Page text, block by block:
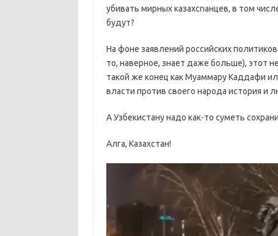
убивать мирных казахсnанцев, в том
будут?
На фоне заявлений российских
то, наверное, знает даже больше), этот
такой же конец как Муаммару Каддафи
власти против своего народа история и
А Узбекистану надо как-то суметь
Алга, Казахстан!